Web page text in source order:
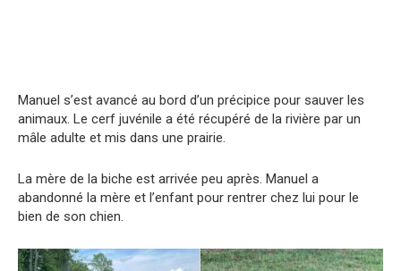
Manuel s’est avancé au bord d’un précipice pour sauver les
animaux. Le cerf juvénile a été récupéré de la rivière par un
mâle adulte et mis dans une prairie.
La mère de la biche est arrivée peu après. Manuel a
abandonné la mère et l’enfant pour rentrer chez lui pour le
bien de son chien.